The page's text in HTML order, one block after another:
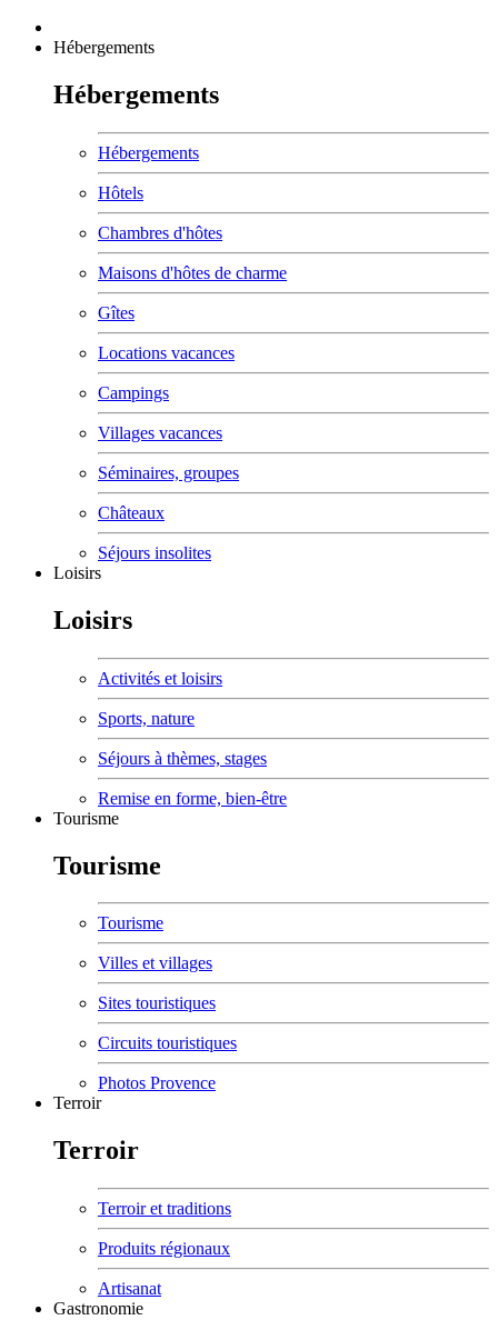
Hébergements
Hébergements
Hébergements
Hôtels
Chambres d'hôtes
Maisons d'hôtes de charme
Gîtes
Locations vacances
Campings
Villages vacances
Séminaires, groupes
Châteaux
Séjours insolites
Loisirs
Loisirs
Activités et loisirs
Sports, nature
Séjours à thèmes, stages
Remise en forme, bien-être
Tourisme
Tourisme
Tourisme
Villes et villages
Sites touristiques
Circuits touristiques
Photos Provence
Terroir
Terroir
Terroir et traditions
Produits régionaux
Artisanat
Gastronomie